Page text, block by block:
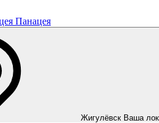
Панацея
Жигулёвск Ваша